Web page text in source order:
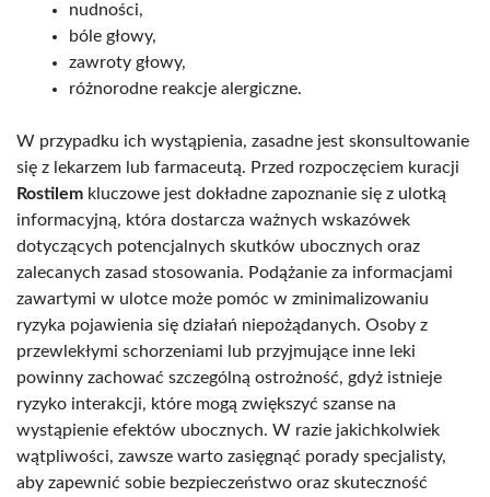
nudności,
bóle głowy,
zawroty głowy,
różnorodne reakcje alergiczne.
W przypadku ich wystąpienia, zasadne jest skonsultowanie
się z lekarzem lub farmaceutą. Przed rozpoczęciem kuracji
Rostilem kluczowe jest dokładne zapoznanie się z ulotką
informacyjną, która dostarcza ważnych wskazówek
dotyczących potencjalnych skutków ubocznych oraz
zalecanych zasad stosowania. Podążanie za informacjami
zawartymi w ulotce może pomóc w zminimalizowaniu
ryzyka pojawienia się działań niepożądanych. Osoby z
przewlekłymi schorzeniami lub przyjmujące inne leki
powinny zachować szczególną ostrożność, gdyż istnieje
ryzyko interakcji, które mogą zwiększyć szanse na
wystąpienie efektów ubocznych. W razie jakichkolwiek
wątpliwości, zawsze warto zasięgnąć porady specjalisty,
aby zapewnić sobie bezpieczeństwo oraz skuteczność